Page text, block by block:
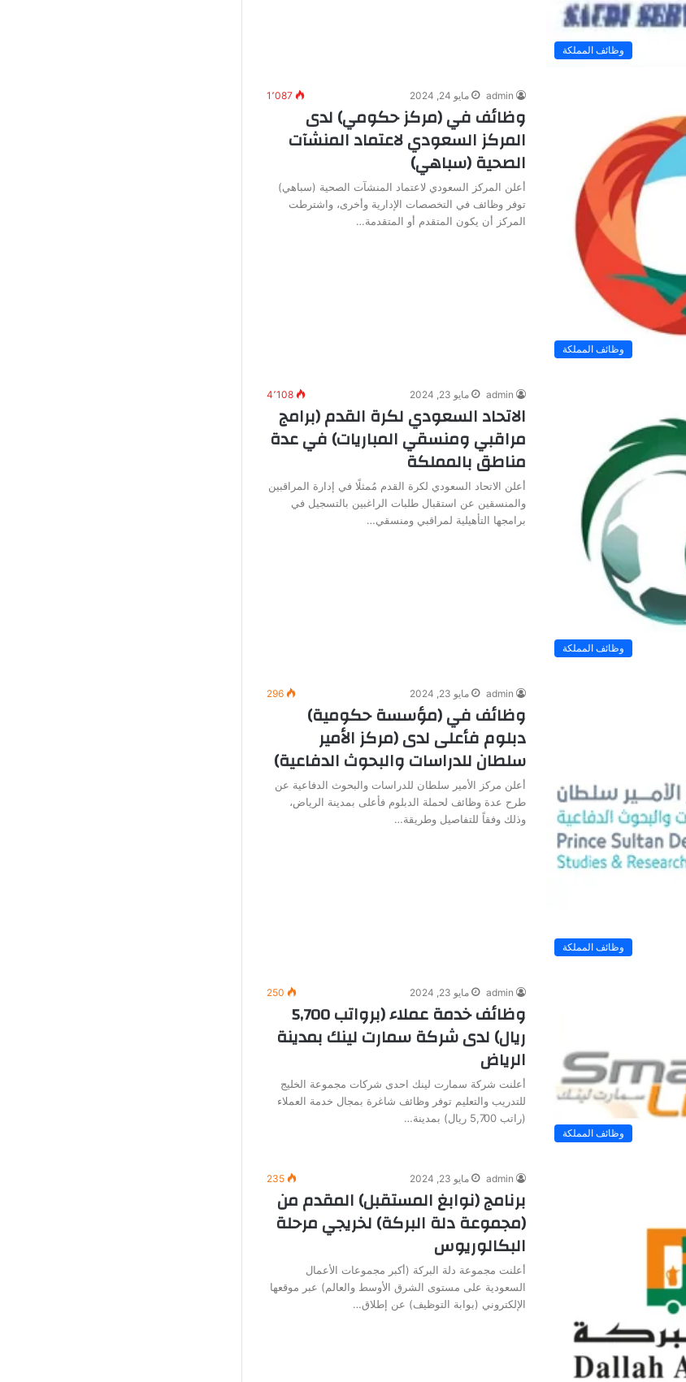
وظائف المملكة
وظائف المملكة
admin مايو 24, 2024 1٬087
وظائف في (مركز حكومي) لدى
المركز السعودي لاعتماد المنشآت
الصحية (سباهي)
أعلن المركز السعودي لاعتماد المنشآت الصحية (سباهي)
توفر وظائف في التخصصات الإدارية وأخرى، واشترطت
المركز أن يكون المتقدم أو المتقدمة…
وظائف المملكة
admin مايو 23, 2024 4٬108
الاتحاد السعودي لكرة القدم (برامج
مراقبي ومنسقي المباريات) في عدة
مناطق بالمملكة
أعلن الاتحاد السعودي لكرة القدم مُمثلًا في إدارة المراقبين
والمنسقين عن استقبال طلبات الراغبين بالتسجيل في
برامجها التأهيلية لمراقبي ومنسقي…
وظائف المملكة
admin مايو 23, 2024 296
وظائف في (مؤسسة حكومية)
دبلوم فأعلى لدى (مركز الأمير
سلطان للدراسات والبحوث الدفاعية)
أعلن مركز الأمير سلطان للدراسات والبحوث الدفاعية عن
طرح عدة وظائف لحملة الدبلوم فأعلى بمدينة الرياض،
وذلك وفقاً للتفاصيل وطريقة…
وظائف المملكة
admin مايو 23, 2024 250
وظائف خدمة عملاء (برواتب 5,700
ريال) لدى شركة سمارت لينك بمدينة
الرياض
أعلنت شركة سمارت لينك احدى شركات مجموعة الخليج
للتدريب والتعليم توفر وظائف شاغرة بمجال خدمة العملاء
(راتب 5,700 ريال) بمدينة…
admin مايو 23, 2024 235
برنامج (نوابغ المستقبل) المقدم من
(مجموعة دلة البركة) لخريجي مرحلة
البكالوريوس
أعلنت مجموعة دلة البركة (أكبر مجموعات الأعمال
السعودية على مستوى الشرق الأوسط والعالم) عبر موقعها
الإلكتروني (بوابة التوظيف) عن إطلاق…